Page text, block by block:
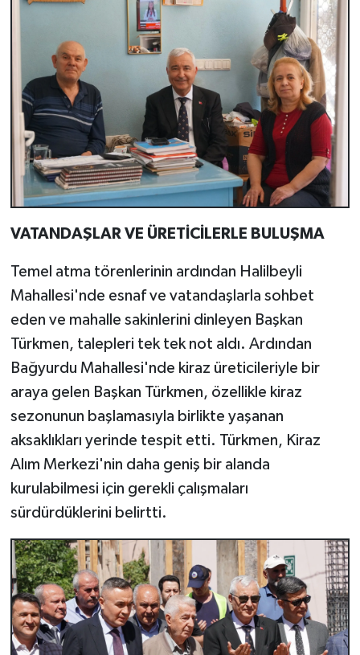
VATANDAŞLAR VE ÜRETİCİLERLE BULUŞMA
Temel atma törenlerinin ardından Halilbeyli
Mahallesi'nde esnaf ve vatandaşlarla sohbet
eden ve mahalle sakinlerini dinleyen Başkan
Türkmen, talepleri tek tek not aldı. Ardından
Bağyurdu Mahallesi'nde kiraz üreticileriyle bir
araya gelen Başkan Türkmen, özellikle kiraz
sezonunun başlamasıyla birlikte yaşanan
aksaklıkları yerinde tespit etti. Türkmen, Kiraz
Alım Merkezi'nin daha geniş bir alanda
kurulabilmesi için gerekli çalışmaları
sürdürdüklerini belirtti.